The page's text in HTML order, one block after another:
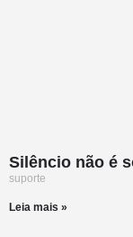
Silêncio não é
suporte
Leia mais »